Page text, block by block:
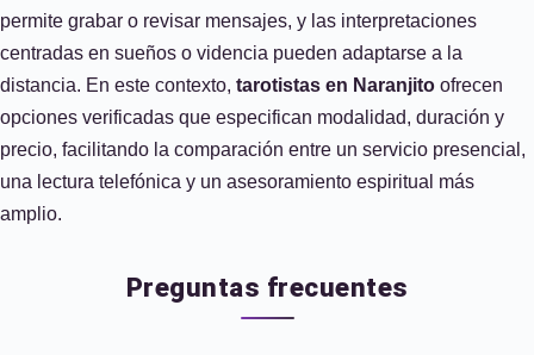
permite grabar o revisar mensajes, y las interpretaciones
centradas en sueños o videncia pueden adaptarse a la
distancia. En este contexto, tarotistas en Naranjito ofrecen
opciones verificadas que especifican modalidad, duración y
precio, facilitando la comparación entre un servicio presencial,
una lectura telefónica y un asesoramiento espiritual más
amplio.
Preguntas frecuentes